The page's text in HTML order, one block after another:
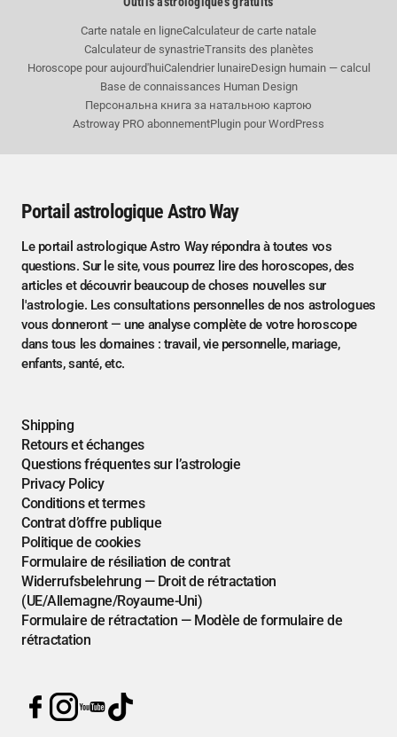
Carte natale en ligneCalculateur de carte natale
Calculateur de synastrieTransits des planètes
Horoscope pour aujourd'huiCalendrier lunaireDesign humain — calcul
Base de connaissances Human Design
Персональна книга за натальною картою
Astroway PRO abonnementPlugin pour WordPress
Portail astrologique Astro Way
Le portail astrologique Astro Way répondra à toutes vos
questions. Sur le site, vous pourrez lire des horoscopes, des
articles et découvrir beaucoup de choses nouvelles sur
l'astrologie. Les consultations personnelles de nos astrologues
vous donneront — une analyse complète de votre horoscope
dans tous les domaines : travail, vie personnelle, mariage,
enfants, santé, etc.
Shipping
Retours et échanges
Questions fréquentes sur l’astrologie
Privacy Policy
Conditions et termes
Contrat d’offre publique
Politique de cookies
Formulaire de résiliation de contrat
Widerrufsbelehrung — Droit de rétractation
(UE/Allemagne/Royaume-Uni)
Formulaire de rétractation — Modèle de formulaire de
rétractation